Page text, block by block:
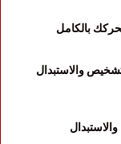
بالكامل
والاستبدال